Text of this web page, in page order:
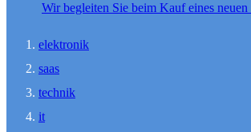
Wir begleiten Sie beim Kauf eines
elektronik
saas
technik
it